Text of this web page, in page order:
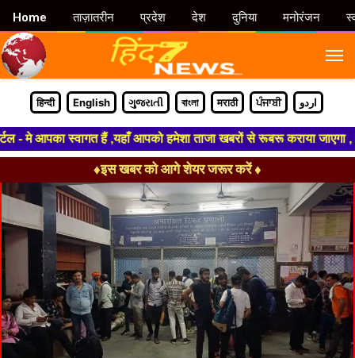
हिन्दी English ગુજરાતી বাংলা मराठी ਪੰਜਾਬੀ اردو
आपका स्वागत हैं ,यहाँ आपको हमेशा ताजा खबरों से रूबरू कराया जाएगा ,
♦इस खबर को आगे शेयर जरूर करें ♦
Home ताज़ातरीन प्रदेश देश दुनिया मनोरंजन